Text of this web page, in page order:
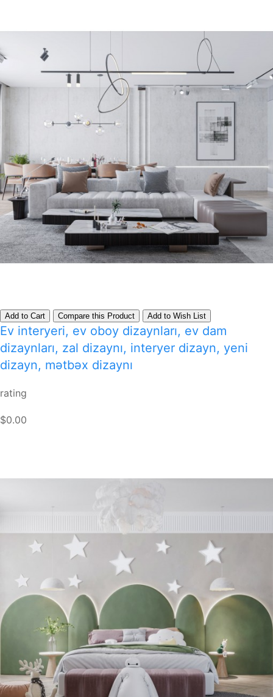
Add to Cart Compare this Product Add to Wish List
Ev interyeri, ev oboy dizaynları, ev dam
dizaynları, zal dizaynı, interyer dizayn, yeni
dizayn, mətbəx dizaynı
rating
$0.00